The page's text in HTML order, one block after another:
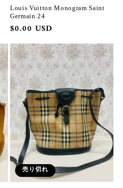
Louis Vuitton Monogram Saint
Germain 24
通
常
価
格
$0.00 USD
売り切れ